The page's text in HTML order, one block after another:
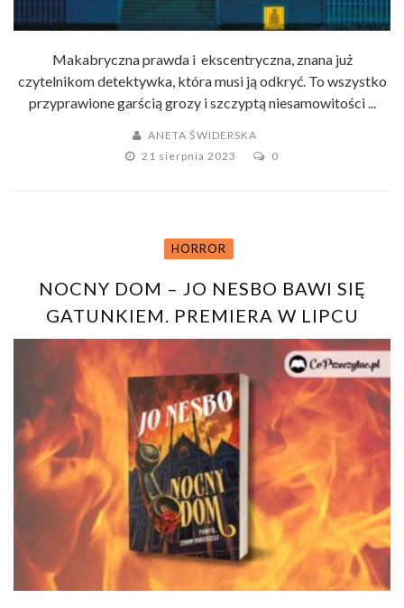
Makabryczna prawda i ekscentryczna, znana już
czytelnikom detektywka, która musi ją odkryć. To wszystko
przyprawione garścią grozy i szczyptą niesamowitości ...
ANETA ŚWIDERSKA
21 sierpnia 2023
0
HORROR
NOCNY DOM – JO NESBO BAWI SIĘ
GATUNKIEM. PREMIERA W LIPCU